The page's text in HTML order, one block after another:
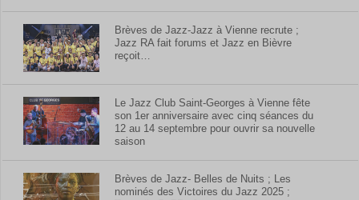
Brèves de Jazz-Jazz à Vienne recrute ;
Jazz RA fait forums et Jazz en Bièvre
reçoit…
Le Jazz Club Saint-Georges à Vienne fête
son 1er anniversaire avec cinq séances du
12 au 14 septembre pour ouvrir sa nouvelle
saison
Brèves de Jazz- Belles de Nuits ; Les
nominés des Victoires du Jazz 2025 ;